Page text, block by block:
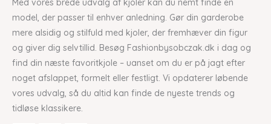
Med vores brede udvalg af kjoler kan du nemt finde en
model, der passer til enhver anledning. Gør din garderobe
mere alsidig og stilfuld med kjoler, der fremhæver din figur
og giver dig selvtillid. Besøg Fashionbysobczak.dk i dag og
find din næste favoritkjole – uanset om du er på jagt efter
noget afslappet, formelt eller festligt. Vi opdaterer løbende
vores udvalg, så du altid kan finde de nyeste trends og
tidløse klassikere.